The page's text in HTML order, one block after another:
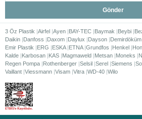
Gönder
3 Öz Plastik Airfel Ayen BAY-TEC Baymak Beybi
Daikin Danfoss Daxom Daylux Dayson Demirdöküm
Emir Plastik
ERG ESKA ETNA Grundfos Henkel
Kalde Karbosan KAS Magmaweld Metsan Moneks
Regen Pompa Rothenberger Selsil Serel Siemens
Vaillant Viessmann Visam Vitra WD-40 Wilo